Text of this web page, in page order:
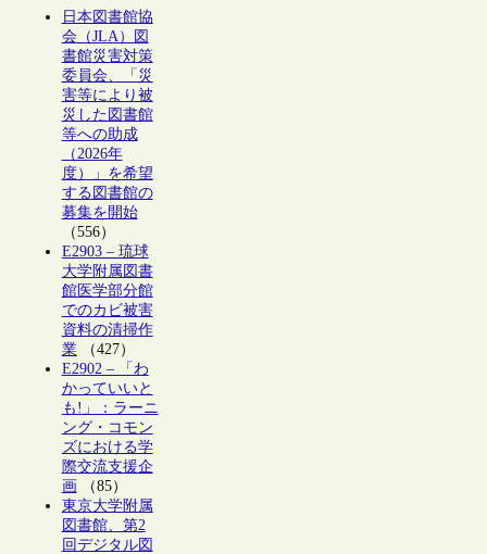
日本図書館協
会（JLA）図
書館災害対策
委員会、「災
害等により被
災した図書館
等への助成
（2026年
度）」を希望
する図書館の
募集を開始
（556）
E2903 – 琉球
大学附属図書
館医学部分館
でのカビ被害
資料の清掃作
業（427）
E2902 – 「わ
かっていいと
も!」：ラーニ
ング・コモン
ズにおける学
際交流支援企
画（85）
東京大学附属
図書館、第2
回デジタル図